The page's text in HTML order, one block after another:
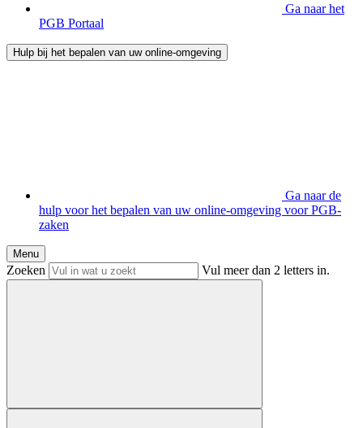
Ga naar het
PGB Portaal
Hulp bij het bepalen van uw online-omgeving
Ga naar de
hulp voor het bepalen van uw online-omgeving voor PGB-
zaken
Menu
Zoeken Vul meer dan 2 letters in.